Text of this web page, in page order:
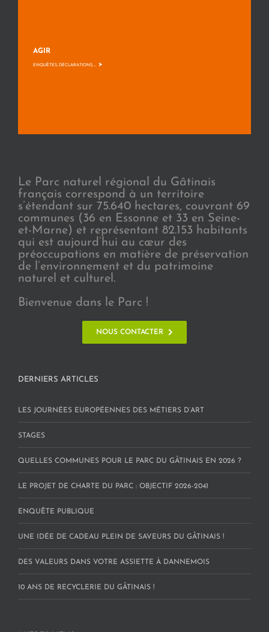
AGIR
ENQUÊTES, DÉCLARATIONS, ... >
Le Parc naturel régional du Gâtinais
français correspond à un territoire
s’étendant sur 75.640 hectares, couvrant 69
communes (36 en Essonne et 33 en Seine-
et-Marne) et représentant 82.153 habitants
qui est aujourd’hui au cœur des
préoccupations en matière de préservation
de l’environnement et du patrimoine
naturel et culturel.
Bienvenue dans le Parc !
NOUS CONTACTER
DERNIERS ARTICLES
LES JOURNÉES EUROPÉENNES DES MÉTIERS D’ART
STAGES
QUELLES COMMUNES POUR LE PARC DU GÂTINAIS EN 2026 ?
LE PROJET DE CHARTE DU PARC : OBJECTIF 2026-2041
ENQUÊTE PUBLIQUE
UNE IDÉE DE CADEAU PLEIN DE SAVEURS DU GÂTINAIS !
DES VALEURS DANS VOTRE ASSIETTE À DANNEMOIS
10 ANS DE RECYCLERIE DU GÂTINAIS !